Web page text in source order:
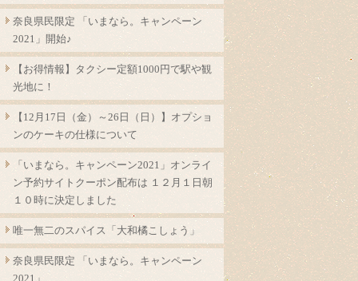
奈良県民限定 「いまなら。キャンペーン
2021」開始♪
【お得情報】タクシー定額1000円で駅や観
光地に！
【12月17日（金）～26日（日）】オプショ
ンのケーキの仕様について
「いまなら。キャンペーン2021」オンライ
ン予約サイトクーポン配布は １２月１日朝
１０時に決定しました
唯一無二のスパイス「大和橘こしょう」
奈良県民限定 「いまなら。キャンペーン
2021」